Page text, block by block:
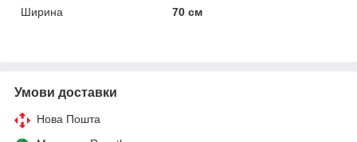
Ширина
70 см
Умови доставки
Нова Пошта